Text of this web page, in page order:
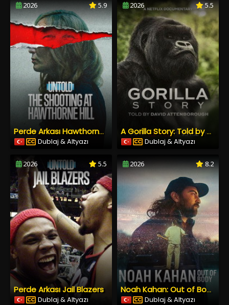
2026 5.9
Perde Arkası Hawthorne Hill Çiftliğinde Silahlı Saldırı
Dublaj & Altyazı
2026 5.5
A Gorilla Story: Told by David Attenborough
Dublaj & Altyazı
2026 5.5
Perde Arkası Jail Blazers
Dublaj & Altyazı
2026 8.2
Noah Kahan: Out of Body
Dublaj & Altyazı